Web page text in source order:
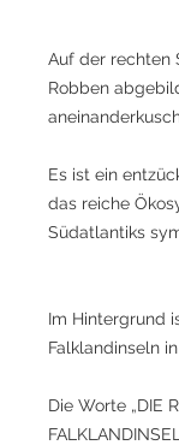
Auf der rechten
Robben
Es ist ein
das reiche
Südatlantiks
Im Hintergrund
Falklandinseln
Die Worte „DIE